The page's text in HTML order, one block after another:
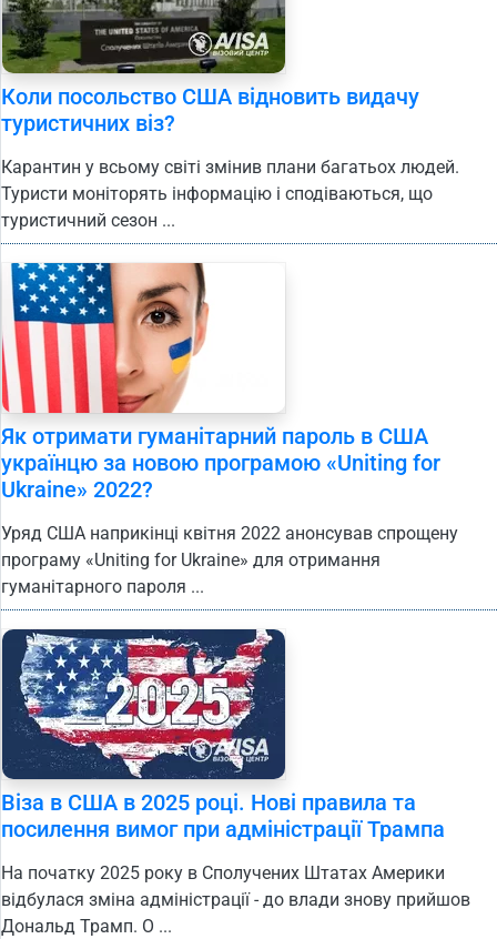
Коли посольство США відновить видачу
туристичних віз?
Карантин у всьому світі змінив плани багатьох людей.
Туристи моніторять інформацію і сподіваються, що
туристичний сезон ...
Як отримати гуманітарний пароль в США
українцю за новою програмою «Uniting for
Ukraine» 2022?
Уряд США наприкінці квітня 2022 анонсував спрощену
програму «Uniting for Ukraine» для отримання
гуманітарного пароля ...
Віза в США в 2025 році. Нові правила та
посилення вимог при адміністрації Трампа
На початку 2025 року в Сполучених Штатах Америки
відбулася зміна адміністрації - до влади знову прийшов
Дональд Трамп. О ...